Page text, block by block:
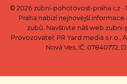
© 2026 zubni-pohotovost-praha.cz -
Praha nabízí nejnovější
zubů. Navštivte náš web
Provozovatel: PR Yard media s.r.o.,
Nová Ves, IČ: 07840772,